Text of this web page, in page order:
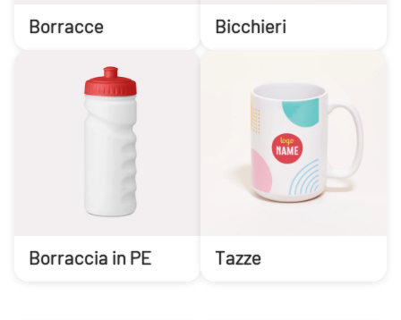
Borracce Bicchieri
Borraccia in PE Tazze